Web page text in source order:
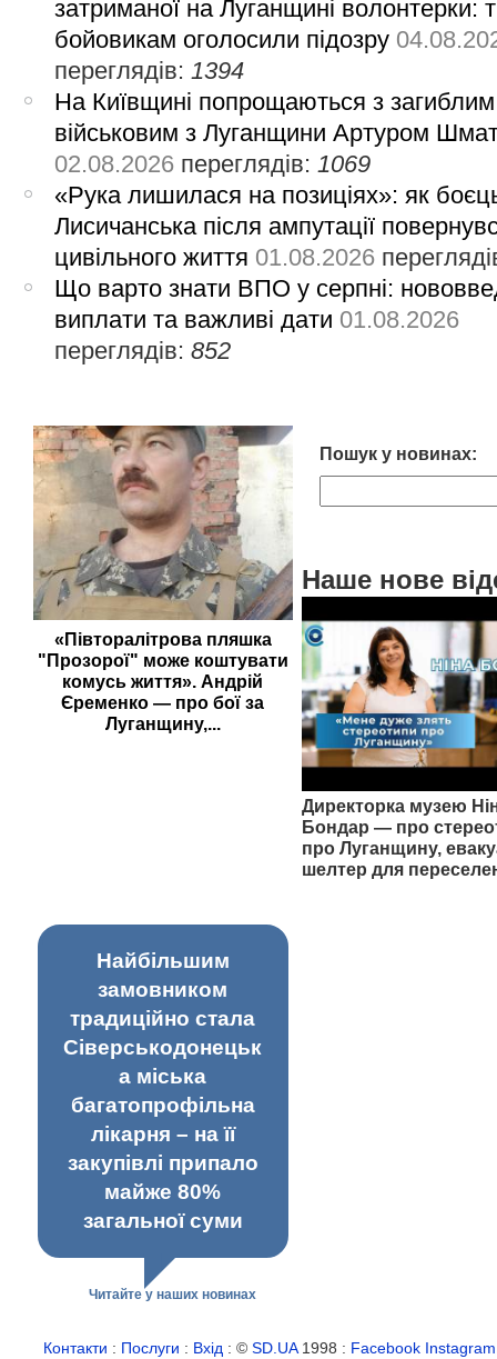
затриманої на Луганщині волонтерки:
бойовикам оголосили підозру
переглядів: 1394
На Київщині попрощаються з загиблим
військовим з Луганщини Артуром
02.08.2026 переглядів: 1069
«Рука лишилася на позиціях»: як
Лисичанська після ампутації
цивільного життя 01.08.2026
Що варто знати ВПО у серпні:
виплати та важливі дати 01.08.2026
переглядів:852
«Півторалітрова пляшка
"Прозорої" може коштувати
комусь життя». Андрій
Єременко — про бої за
Луганщину,...
Пошук у новинах:
Наше нове
Директорка музею
Бондар — про
про Луганщину,
шелтер для
Найбільшим
замовником
традиційно стала
Сіверськодонецьк
а міська
багатопрофільна
лікарня – на її
закупівлі припало
майже 80%
загальної суми
Читайте у наших новинах
Контакти : Послуги : Вхід : ©SD.UA1998 : Facebook Instagram